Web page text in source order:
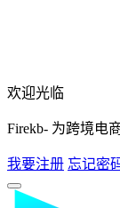
欢迎光临
Firekb- 为跨境电
我要注册 忘记密